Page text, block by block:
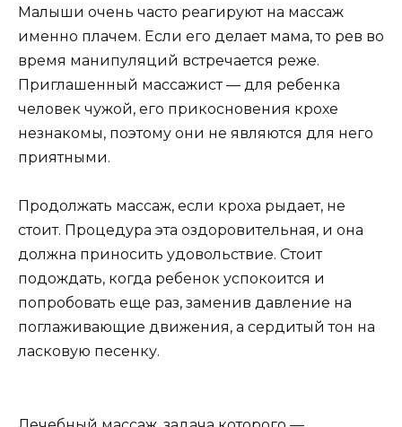
Малыши очень часто реагируют на массаж
именно плачем. Если его делает мама, то рев во
время манипуляций встречается реже.
Приглашенный массажист — для ребенка
человек чужой, его прикосновения крохе
незнакомы, поэтому они не являются для него
приятными.
Продолжать массаж, если кроха рыдает, не
стоит. Процедура эта оздоровительная, и она
должна приносить удовольствие. Стоит
подождать, когда ребенок успокоится и
попробовать еще раз, заменив давление на
поглаживающие движения, а сердитый тон на
ласковую песенку.